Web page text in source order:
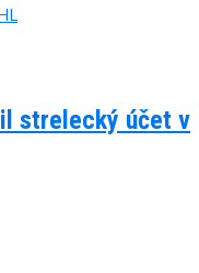
strelecký účet v